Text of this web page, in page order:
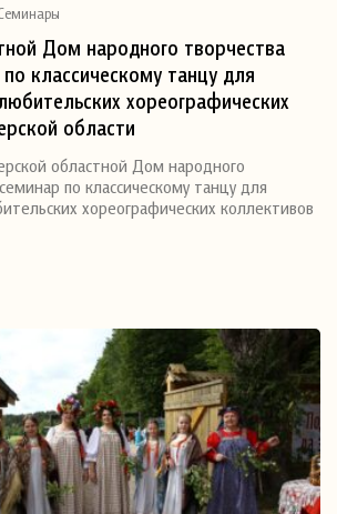
Дом народного творчества
классическому танцу для
хореографических
области
областной Дом народного
по классическому танцу для
хореографических коллективов